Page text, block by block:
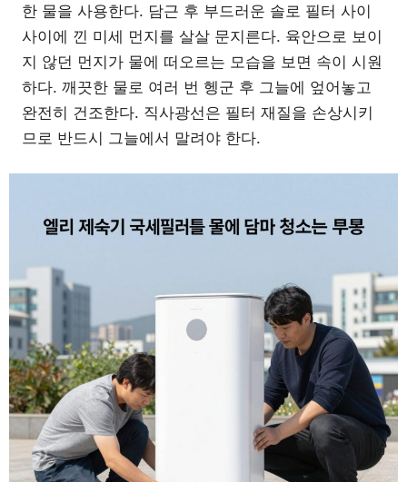
한 물을 사용한다. 담근 후 부드러운 솔로 필터 사이
사이에 낀 미세 먼지를 살살 문지른다. 육안으로 보이
지 않던 먼지가 물에 떠오르는 모습을 보면 속이 시원
하다. 깨끗한 물로 여러 번 헹군 후 그늘에 엎어놓고
완전히 건조한다. 직사광선은 필터 재질을 손상시키
므로 반드시 그늘에서 말려야 한다.